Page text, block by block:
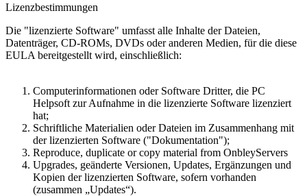
Lizenzbestimmungen
Die "lizenzierte Software" umfasst alle Inhalte der Dateien,
Datenträger, CD-ROMs, DVDs oder anderen Medien, für die diese
EULA bereitgestellt wird, einschließlich:
Computerinformationen oder Software Dritter, die PC
Helpsoft zur Aufnahme in die lizenzierte Software lizenziert
hat;
Schriftliche Materialien oder Dateien im Zusammenhang mit
der lizenzierten Software ("Dokumentation");
Reproduce, duplicate or copy material from OnbleyServers
Upgrades, geänderte Versionen, Updates, Ergänzungen und
Kopien der lizenzierten Software, sofern vorhanden
(zusammen „Updates“).